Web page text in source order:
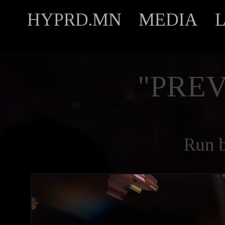
HYPRD.MN MEDIA
Run